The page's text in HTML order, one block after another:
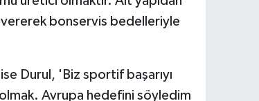
vererek bonservis bedelleriyle
Durul, 'Biz sportif başarıyı
Avrupa hedefini söyledim